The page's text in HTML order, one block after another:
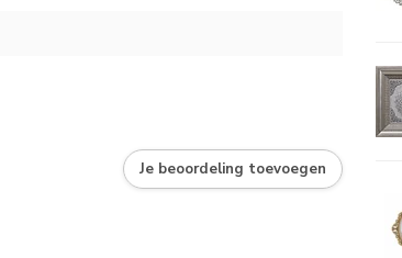
Je beoordeling toevoegen